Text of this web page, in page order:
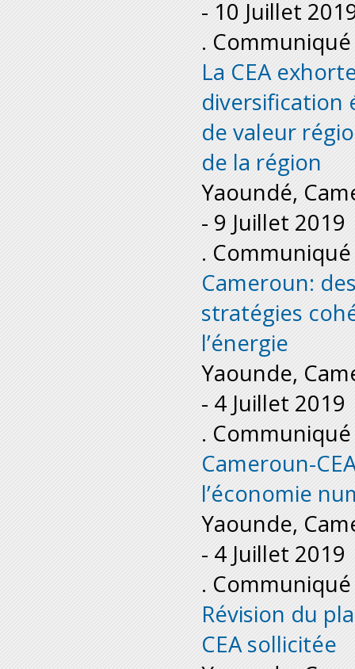
- 10 Juillet
.
La CEA
diversification
de valeur
de la région
Yaoundé,
- 9 Juillet 2019
.
Cameroun:
stratégies
l’énergie
Yaounde,
- 4 Juillet 2019
.
Cameroun-
l’économie
Yaounde,
- 4 Juillet 2019
.
Révision du
CEA sollicitée